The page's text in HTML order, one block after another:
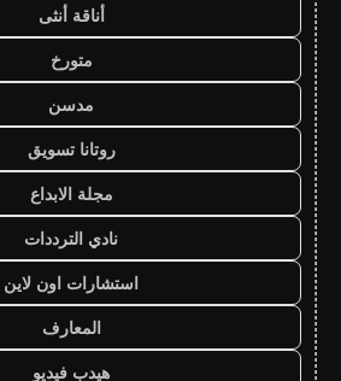
أناقة أنثى
متورخ
مدسن
روتانا تسويق
مجلة الابداع
نادي الترددات
استشارات اون لاين
المعارف
هيدب فيديو